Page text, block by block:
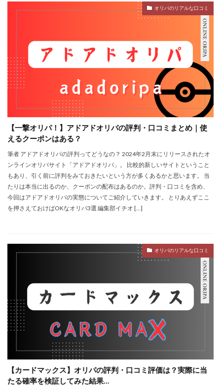
オリパのリアルな口コミ
【一撃オリパ！】アドアドオリパの評判・口コミまとめ｜使
えるクーポンはある？
筆者 アドアドオリパの評判ってどうなの？ 2024年2月末にリリースされたオ
ンラインオリパサイト「アドアドオリパ」。 比較的新しいサイトということ
もあり、引く前に評判をみておきたいという方が多くあるかと思います。 当
たりは本当に出るのか、クーポンの配布はあるのか。評判・口コミを含め、
今回はアドアドオリパの実態についてご紹介していきます。 とりあえずここ
を押さえておけばOKなオリパ3選 編集部イチオ […]
オリパのリアルな口コミ
【カードマックス】オリパの評判・口コミ評価は？実際に当
たる確率を検証してみた結果…